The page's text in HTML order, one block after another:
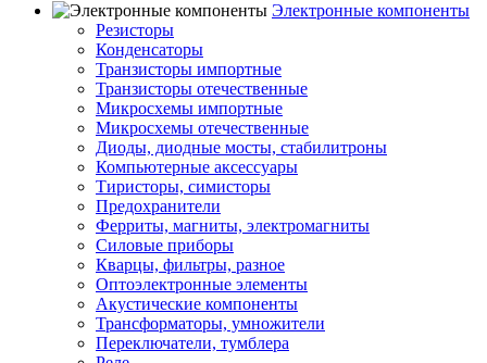
Электронные компоненты
Резисторы
Конденсаторы
Транзисторы импортные
Транзисторы отечественные
Микросхемы импортные
Микросхемы отечественные
Диоды, диодные мосты, стабилитроны
Компьютерные аксессуары
Тиристоры, симисторы
Предохранители
Ферриты, магниты, электромагниты
Силовые приборы
Кварцы, фильтры, разное
Оптоэлектронные элементы
Акустические компоненты
Трансформаторы, умножители
Переключатели, тумблера